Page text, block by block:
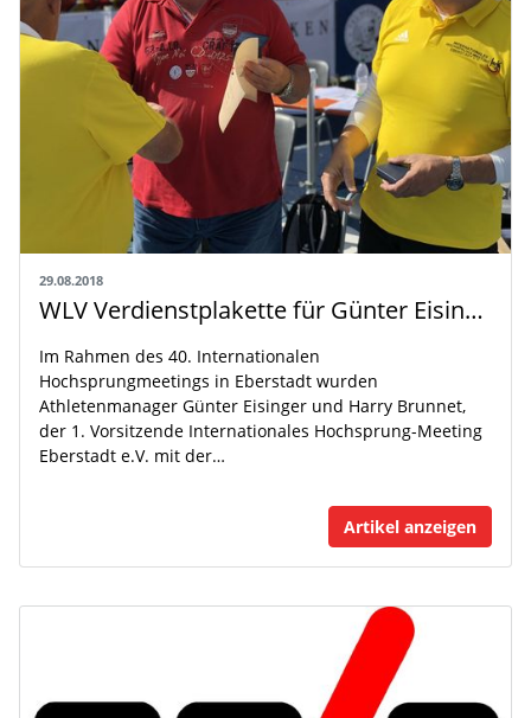
29.08.2018
WLV Verdienstplakette für Günter Eisinger und Harry Brunnet
Im Rahmen des 40. Internationalen
Hochsprungmeetings in Eberstadt wurden
Athletenmanager Günter Eisinger und Harry Brunnet,
der 1. Vorsitzende Internationales Hochsprung-Meeting
Eberstadt e.V. mit der…
Artikel anzeigen